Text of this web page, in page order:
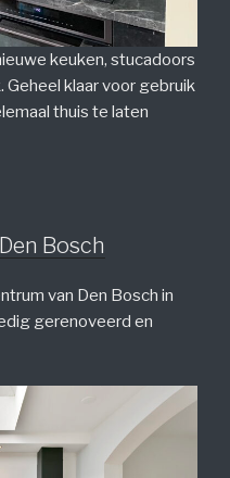
keuken, stucadoors
klaar voor gebruik
thuis te laten
Bosch
van Den Bosch in
gerenoveerd en